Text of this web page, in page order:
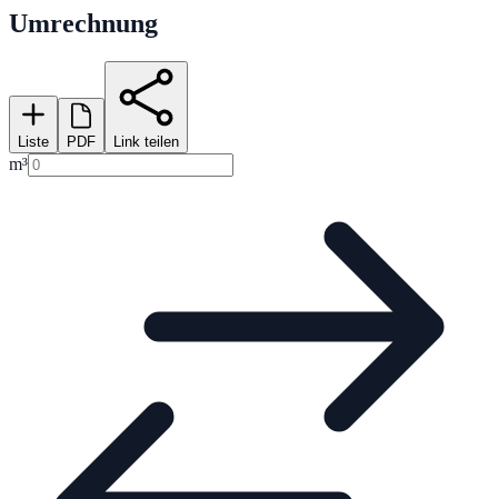
Umrechnung
Liste PDF Link teilen
m³